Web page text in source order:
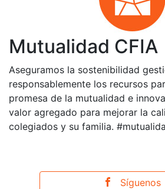
Mutualidad CFIA
Aseguramos la sostenibilidad
responsablemente los recursos
promesa de la mutualidad e
valor agregado para mejorar la
colegiados y su familia.
Síguenos